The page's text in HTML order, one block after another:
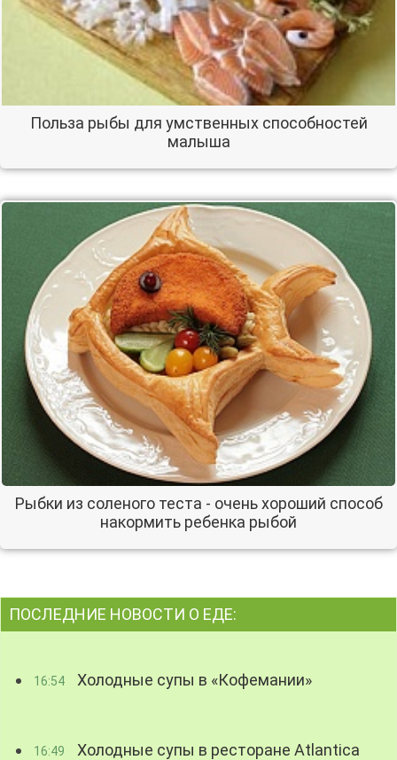
Польза рыбы для умственных способностей
малыша
Рыбки из соленого теста - очень хороший способ
накормить ребенка рыбой
ПОСЛЕДНИЕ НОВОСТИ О ЕДЕ:
16:54 Холодные супы в «Кофемании»
16:49 Холодные супы в ресторане Atlantica